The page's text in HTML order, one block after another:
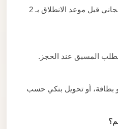
نعم، يمكن التعديل أو الإلغاء المجاني قبل موعد الانطلاق بـ 2
المسبق عند الحجز.
بطاقة، أو تحويل بنكي حسب